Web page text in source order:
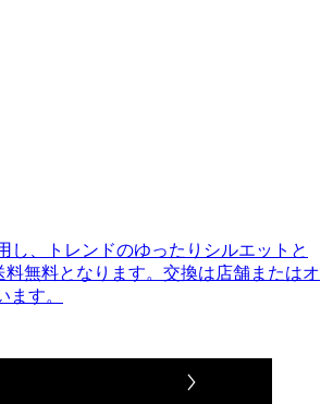
し、トレンドのゆったりシルエットと
無料となります。交換は店舗またはオ
す。